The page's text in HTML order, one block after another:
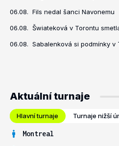
06.08. Fils nedal šanci Navonemu
06.08. Šwiateková v Torontu
06.08. Sabalenková si podmínky v
Aktuální turnaje
Hlavní turnaje Turnaje nižší
Montreal